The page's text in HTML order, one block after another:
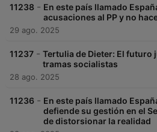
11238 - En este país llamado
acusaciones al PP y no
29 ago. 2025
11237 - Tertulia de Dieter: El futuro
tramas socialistas
28 ago. 2025
11236 - En este país llamado
defiende su gestión en el
de distorsionar la realidad